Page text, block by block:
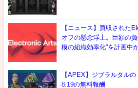
【ニュース】買収された
オフの懸念浮上。巨額の
模の組織効率化”を計画中
【APEX】ジブラルタル
8.19の無料報酬